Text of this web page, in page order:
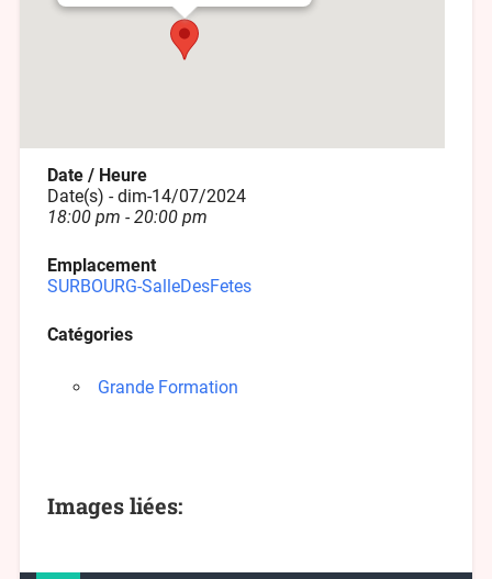
Date / Heure
Date(s) - dim-14/07/2024
18:00 pm - 20:00 pm
Emplacement
SURBOURG-SalleDesFetes
Catégories
Grande Formation
Images liées: